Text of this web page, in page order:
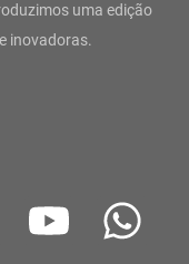
uma edição
inovadoras.
Y
W